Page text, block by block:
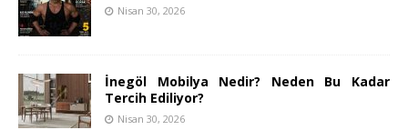
Nisan 30, 2026
İnegöl Mobilya Nedir? Neden Bu Kadar
Tercih Ediliyor?
Nisan 30, 2026